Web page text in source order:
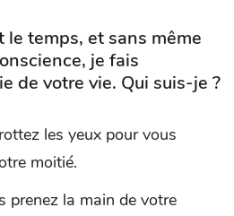
le temps, et sans même
je fais
de votre vie. Qui suis-je ?
les yeux pour vous
moitié.
prenez la main de votre